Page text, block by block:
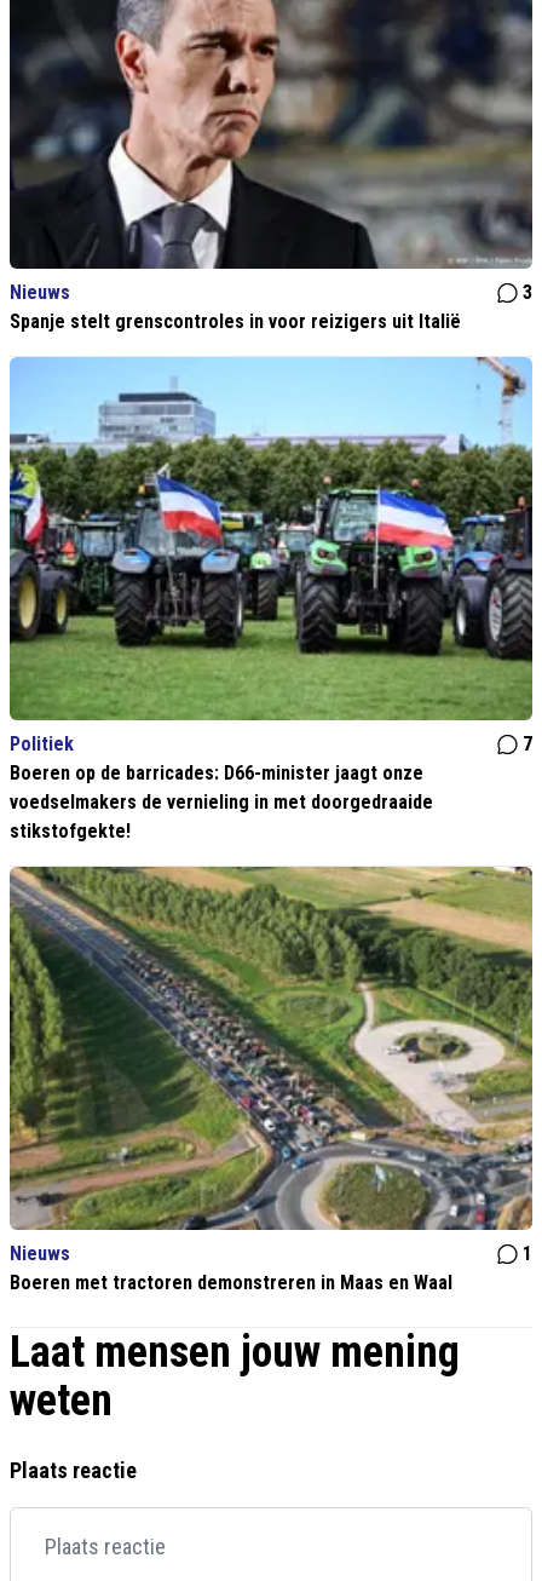
Nieuws
3
Spanje stelt grenscontroles in voor reizigers uit Italië
Politiek
7
Boeren op de barricades: D66-minister jaagt onze
voedselmakers de vernieling in met doorgedraaide
stikstofgekte!
Nieuws
1
Boeren met tractoren demonstreren in Maas en Waal
Laat mensen jouw mening
weten
Plaats reactie